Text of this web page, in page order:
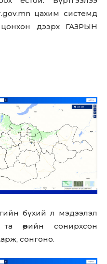
miss
SUBSCRIBE
цахим системд
дээрх ГАЗРЫН
бүхий л мэдээлэл
өөрийн сонирхсон
сонгоно.